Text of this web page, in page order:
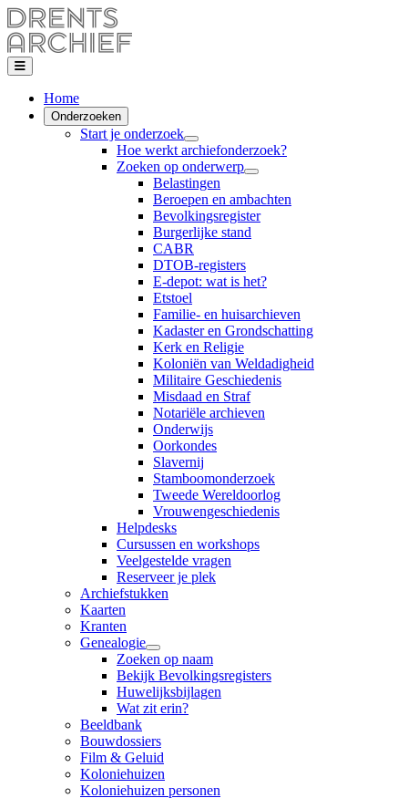
Home
Onderzoeken
Start je onderzoek
Hoe werkt archiefonderzoek?
Zoeken op onderwerp
Belastingen
Beroepen en ambachten
Bevolkingsregister
Burgerlijke stand
CABR
DTOB-registers
E-depot: wat is het?
Etstoel
Familie- en huisarchieven
Kadaster en Grondschatting
Kerk en Religie
Koloniën van Weldadigheid
Militaire Geschiedenis
Misdaad en Straf
Notariële archieven
Onderwijs
Oorkondes
Slavernij
Stamboomonderzoek
Tweede Wereldoorlog
Vrouwengeschiedenis
Helpdesks
Cursussen en workshops
Veelgestelde vragen
Reserveer je plek
Archiefstukken
Kaarten
Kranten
Genealogie
Zoeken op naam
Bekijk Bevolkingsregisters
Huwelijksbijlagen
Wat zit erin?
Beeldbank
Bouwdossiers
Film & Geluid
Koloniehuizen
Koloniehuizen personen